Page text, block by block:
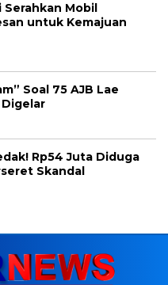
Serahkan Mobil
untuk Kemajuan
Soal 75 AJB Lae
Digelar
Rp54 Juta Diduga
Skandal